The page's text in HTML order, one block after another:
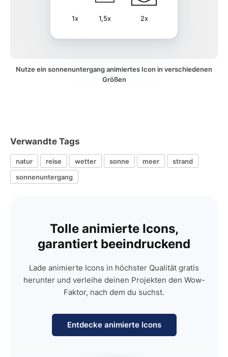
1x 1,5x 2x
Nutze ein sonnenuntergang animiertes Icon in verschiedenen
Größen
Verwandte Tags
natur reise wetter sonne meer
strand
sonnenuntergang
Tolle animierte Icons,
garantiert beeindruckend
Lade animierte Icons in höchster Qualität gratis
herunter und verleihe deinen Projekten den Wow-
Faktor, nach dem du suchst.
Entdecke animierte Icons